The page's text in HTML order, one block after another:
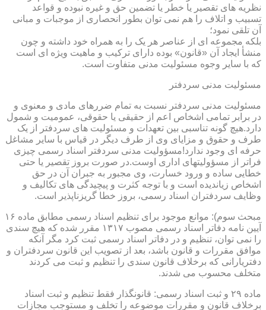
نظریه های تقصیر یا خطر یا تضمین حق و غیره نبوده و قواعد
تسبیب و اتلاف را هم نمی توان بطور انحصاری از موجبات و مبانی
آن تلقی نمود؛
بلکه مجموعه ای از عناصر هر یک را به همراه خود داشته و چون
منشأ ایجاد آن «قانون» بوده دارای ترکیب و ماهیت ویژه ای است
که با سایر وجوه مسئولیت مدنی متفاوت است.
مسئولیت مدنی سردفتر
مسئولیت مدنی سردفتر نسبت به تمام ضررهای مادی و معنوی و
در برابر تمامی اشخاص اعم از حقیقی یا حقوقی، عمومیت و شمول
دارد.هیچ گونه تناسبی بین تعهدات و مسئولیت های سردفتر از یک
طرف و حقوق و مزایای وی از طرف دیگر در قیاس با سایر مشاغل
حرفه ای وجود ندارد!مسؤولیت مدنی سردفتر اسناد رسمی چیزی
فراتر از مسؤولیتهای اداری اوست.در صورت بروز تقصیر یا حتی
خطایی ساده و ورود خسارت، وی مجبور به جبران آن در حق
اشخاص زیاندیده است و با توجه کثرت و پیچیدگی های تکالیف و
وظایف سردفتران اسناد رسمی، بروز خطا گریزناپذیر است.
مبحث سوم): موانع موجود برای تنظیم اسناد رسمی مطابق ماده ۱۶
آیین نامه دفاتر اسناد رسمی مصوب ۱۳۱۷ مقرر شده که هیچ سندی
را نمی توان، تنظیم و در دفاتر اسناد رسمی ثبت کرد مگر آنکه
موافق مقررات و قانون باشد، بعد از تصویب این قانون سردفتران و
دفتریارانی که برخلاف قانون سندی را تنظیم و ثبت می کردند
متخلف محسوب می شدند.
ماده ۲۹ و ثبت اسناد رسمی: قانونگذار فقط تنظیم و ثبت اسناد
برخلاف قانون و مقررات موضوعه را تخلف و مستوجب مجازات